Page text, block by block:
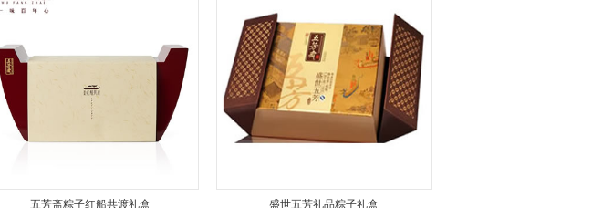
五芳斋粽子红船共渡礼盒
盛世五芳礼品粽子礼盒